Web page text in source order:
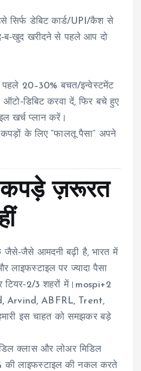
सिर्फ डेबिट कार्ड/UPI/कैश से
खरीदने से पहले आप दो
20–30% बचत/इन्वेस्टमेंट
करवा दें, फिर बचे हुए
खर्च प्लान करें।
के लिए “फालतू पैसा” अपने
कपड़े ज़रूरत
जैसे‑जैसे आमदनी बढ़ी है, भारत में
लाइफस्टाइल पर ज्यादा पैसा
3 शहरों में।mospi+2
Arvind, ABFRL, Trent,
इस चाहत को समझकर बड़े
क्लास और लोअर मिडिल
की लाइफस्टाइल की नकल करते